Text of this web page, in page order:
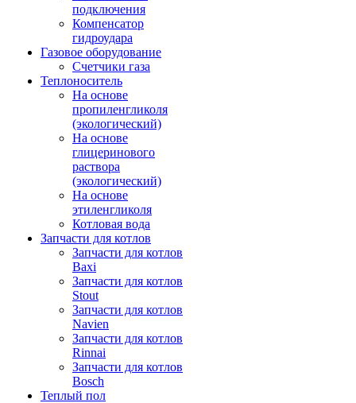
подключения
Компенсатор
гидроудара
Газовое оборудование
Счетчики газа
Теплоноситель
На основе
пропиленгликоля
(экологический)
На основе
глицеринового
раствора
(экологический)
На основе
этиленгликоля
Котловая вода
Запчасти для котлов
Запчасти для котлов
Baxi
Запчасти для котлов
Stout
Запчасти для котлов
Navien
Запчасти для котлов
Rinnai
Запчасти для котлов
Bosch
Теплый пол